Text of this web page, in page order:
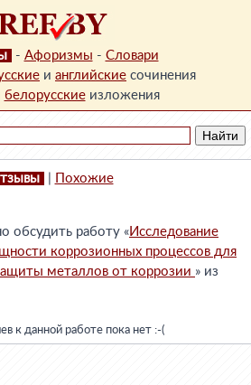
- Афоризмы - Словари
и английские сочинения
белорусскиеизложения
Похожие
обсудить работу «Исследование
коррозионных процессов для
металлов от коррозии » из
к данной работе пока нет :-(